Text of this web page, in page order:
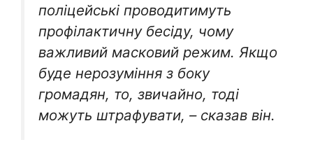
поліцейські проводитимуть
профілактичну бесіду, чому
важливий масковий режим. Якщо
буде нерозуміння з боку
громадян, то, звичайно, тоді
можуть штрафувати, – сказав він.